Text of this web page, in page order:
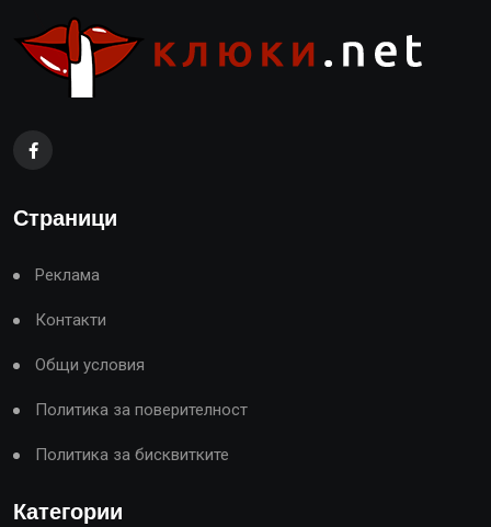
Страници
Реклама
Контакти
Общи условия
Политика за поверителност
Политика за бисквитките
Категории